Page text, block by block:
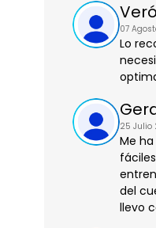
07
Lo
25 Julio
Me
del
llevo